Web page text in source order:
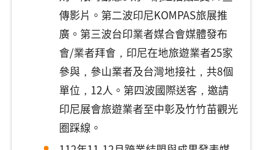
傳影片。第二波印尼KOMPAS旅展推
廣。第三波台印業者媒合會媒體發布
會/業者拜會，印尼在地旅遊業者25家
參與，參山業者及台灣地接社，共8個
單位，12人。第四波國際送客，邀請
印尼展會旅遊業者至中彰及竹竹苗觀光
圈踩線。